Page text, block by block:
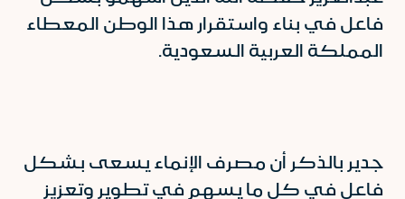
فاعل في بناء واستقرار هذا الوطن المعطاء
المملكة العربية السعودية.
جدير بالذكر أن مصرف الإنماء يسعى بشكل
فاعل في كل ما يسهم في تطوير وتعزيز